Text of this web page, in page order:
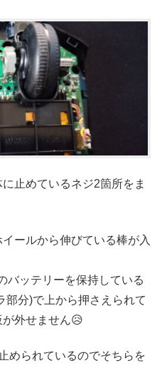
止めているネジ2箇所をま
ールから伸びている棒が入
バッテリーを保持している
部分)で上から押さえられて
外せません😥
められているのでそちらを